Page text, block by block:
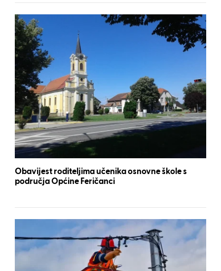
Obavijest roditeljima učenika osnovne škole s
područja Općine Feričanci